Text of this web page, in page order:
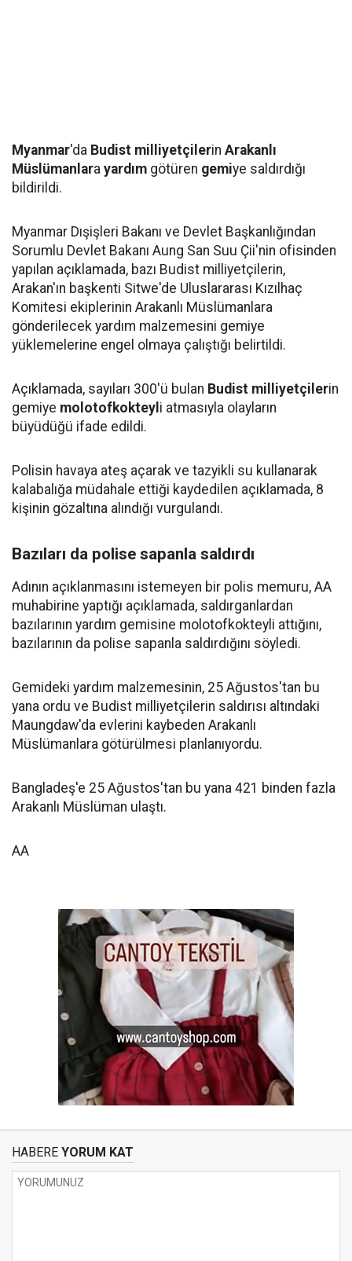
Myanmar'da Budist milliyetçilerin Arakanlı
Müslümanlara yardım götüren gemiye saldırdığı
bildirildi.
Myanmar Dışişleri Bakanı ve Devlet Başkanlığından
Sorumlu Devlet Bakanı Aung San Suu Çii'nin ofisinden
yapılan açıklamada, bazı Budist milliyetçilerin,
Arakan'ın başkenti Sitwe'de Uluslararası Kızılhaç
Komitesi ekiplerinin Arakanlı Müslümanlara
gönderilecek yardım malzemesini gemiye
yüklemelerine engel olmaya çalıştığı belirtildi.
Açıklamada, sayıları 300'ü bulan Budist milliyetçilerin
gemiye molotofkokteyl i atmasıyla olayların
büyüdüğü ifade edildi.
Polisin havaya ateş açarak ve tazyikli su kullanarak
kalabalığa müdahale ettiği kaydedilen açıklamada, 8
kişinin gözaltına alındığı vurgulandı.
Bazıları da polise sapanla saldırdı
Adının açıklanmasını istemeyen bir polis memuru, AA
muhabirine yaptığı açıklamada, saldırganlardan
bazılarının yardım gemisine molotofkokteyli attığını,
bazılarının da polise sapanla saldırdığını söyledi.
Gemideki yardım malzemesinin, 25 Ağustos'tan bu
yana ordu ve Budist milliyetçilerin saldırısı altındaki
Maungdaw'da evlerini kaybeden Arakanlı
Müslümanlara götürülmesi planlanıyordu.
Bangladeş'e 25 Ağustos'tan bu yana 421 binden fazla
Arakanlı Müslüman ulaştı.
AA
HABERE YORUM KAT